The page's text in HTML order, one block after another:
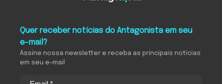
Quer receber notícias do Antagonista em seu
e-mail?
Assine nossa newsletter e receba as principais notícias
em seu e-mail